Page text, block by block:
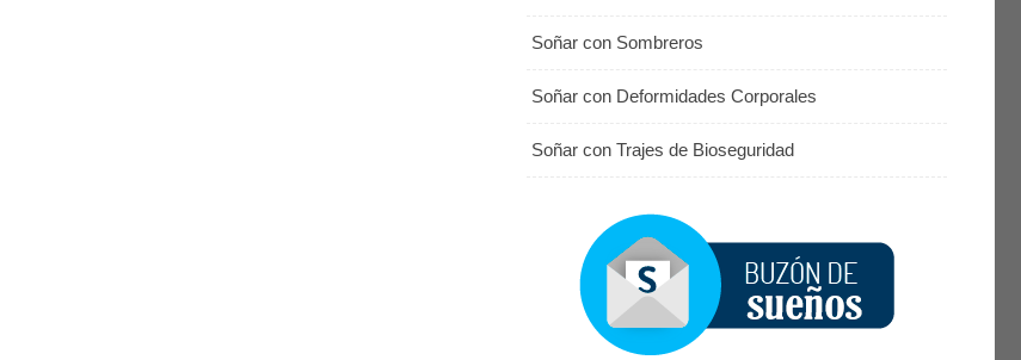
Soñar con Sombreros
Soñar con Deformidades Corporales
Soñar con Trajes de Bioseguridad